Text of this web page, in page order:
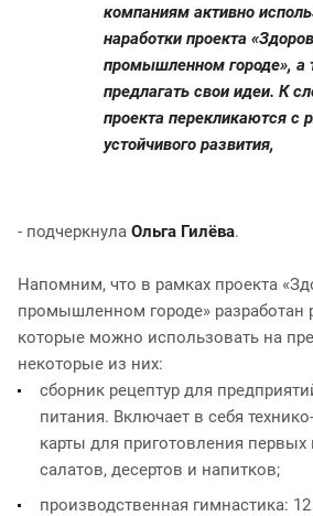
компаниям активно
наработки проекта
промышленном городе», а
предлагать свои идеи. К
проекта перекликаются с
устойчивого развития,
- подчеркнула Ольга Гилёва.
Напомним, что в рамках проекта
промышленном городе» разработан
которые можно использовать на
некоторые из них:
сборник рецептур для
питания. Включает в себя
карты для приготовления
салатов, десертов и напитков;
производственная гимнастика: